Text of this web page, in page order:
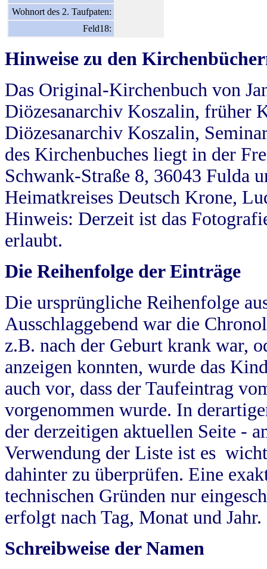
Wohnort des 2. Taufpaten:
Feld18:
Hinweise zu den
Das Original-Kirchenbuch von
Diözesanarchiv Koszalin, früher
Diözesanarchiv Koszalin,
des Kirchenbuches liegt in der
Schwank-Straße 8, 36043 Fulda
Heimatkreises Deutsch Krone,
Hinweis: Derzeit ist das
erlaubt.
Die Reihenfolge der Einträge
Die ursprüngliche Reihenfolge
Ausschlaggebend war die
z.B. nach der Geburt krank war,
anzeigen konnten, wurde das
auch vor, dass der Taufeintrag
vorgenommen wurde. In
der derzeitigen aktuellen Seite -
Verwendung der Liste ist es
dahinter zu überprüfen. Eine
technischen Gründen nur
erfolgt nach Tag, Monat und Jahr.
Schreibweise der Namen